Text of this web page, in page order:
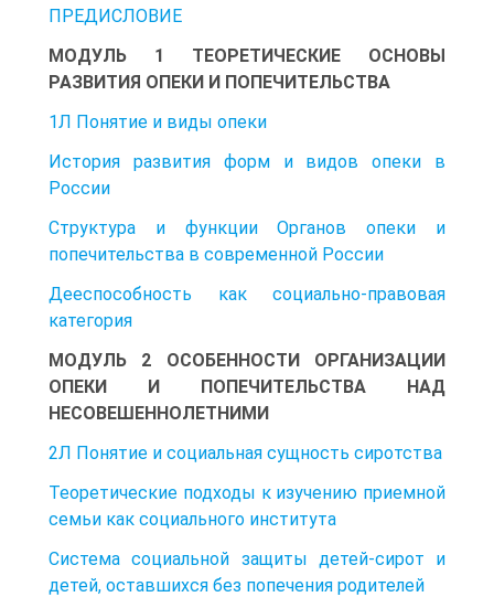
ПРЕДИСЛОВИЕ
МОДУЛЬ 1 ТЕОРЕТИЧЕСКИЕ ОСНОВЫ
РАЗВИТИЯ ОПЕКИ И ПОПЕЧИТЕЛЬСТВА
1Л Понятие и виды опеки
История развития форм и видов опеки в
России
Структура и функции Органов опеки и
попечительства в современной России
Дееспособность как социально-правовая
категория
МОДУЛЬ 2 ОСОБЕННОСТИ ОРГАНИЗАЦИИ
ОПЕКИ И ПОПЕЧИТЕЛЬСТВА НАД
НЕСОВЕШЕННОЛЕТНИМИ
2Л Понятие и социальная сущность сиротства
Теоретические подходы к изучению приемной
семьи как социального института
Система социальной защиты детей-сирот и
детей, оставшихся без попечения родителей